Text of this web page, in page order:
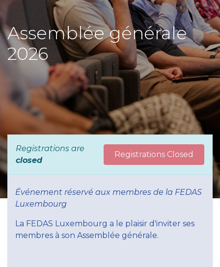
Assemblée générale
2026
Registrations are
closed
Registrations Closed
Événement réservé aux membres de la FEDAS
Luxembourg
La FEDAS Luxembourg a le plaisir d'inviter ses
membres à son Assemblée générale.